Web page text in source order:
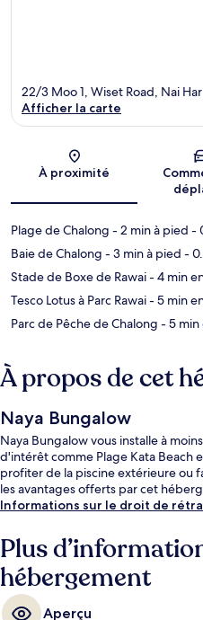
22/3 Moo 1, Wiset Road, Nai
Afficher la carte
À proximité
Plage de Chalong - 2 min à pied -
Baie de Chalong - 3 min à pied -
Stade de Boxe de Rawai- 4 min
Tesco Lotus à Parc Rawai- 5 min
Parc de Pêche de Chalong - 5 min
À propos de cet
Naya Bungalow
Naya Bungalow vous installe à
d'intérêt comme Plage Kata Beach
profiter de la piscine extérieure ou
les avantages offerts par cet
Informations sur le droit de
Plus
hébergement
Aperçu